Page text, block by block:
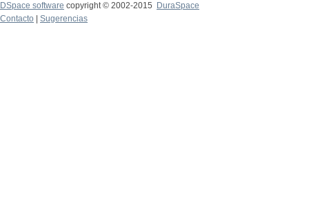
DSpace software copyright © 2002-2015
DuraSpace
Contacto
Sugerencias